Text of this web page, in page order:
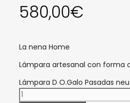
580,00€
La nena Home
Lámpara artesanal con forma
Lámpara D O.Galo Pasadas